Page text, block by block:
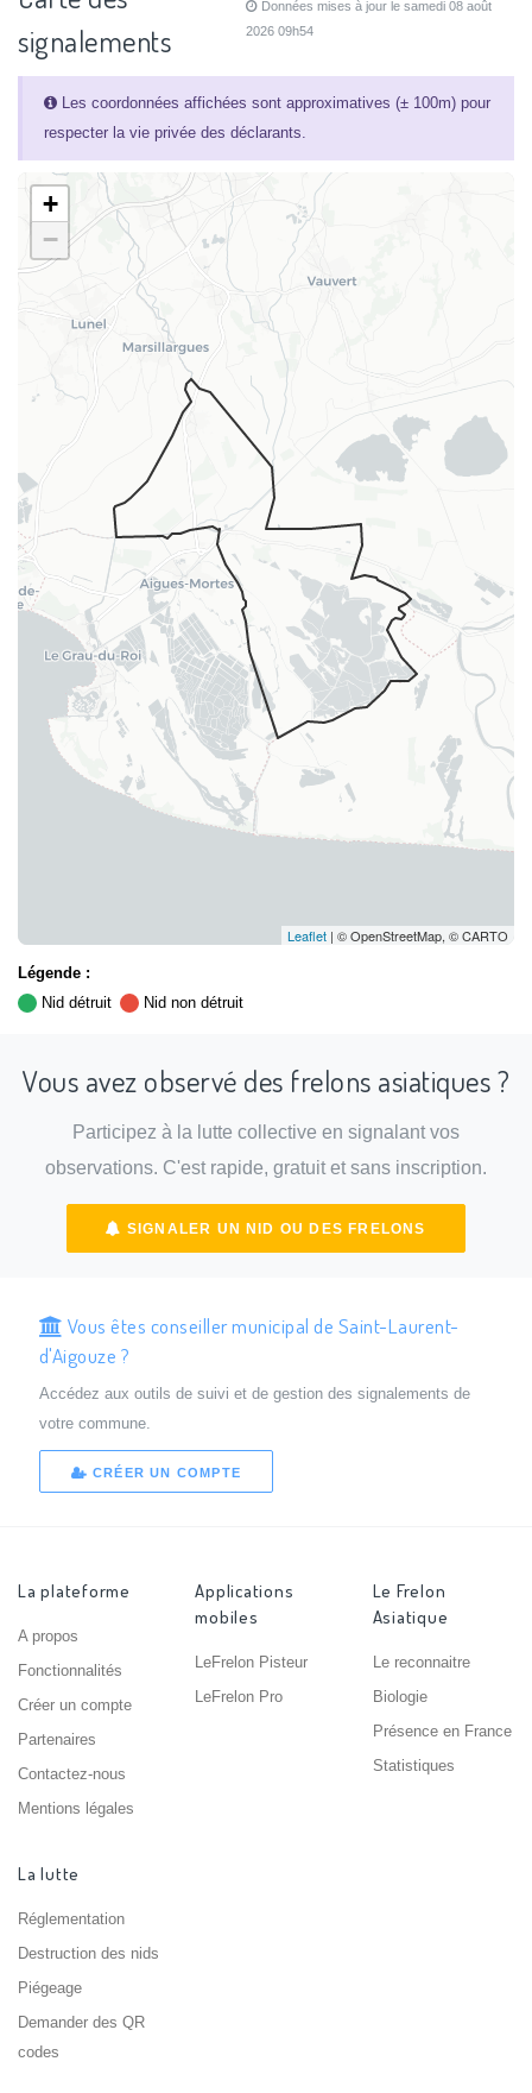
signalements
Données mises à jour le samedi 08 août
2026 09h54
Les coordonnées affichées sont approximatives (± 100m) pour
respecter la vie privée des déclarants.
+
−
Leaflet | © OpenStreetMap, © CARTO
Légende :
Nid détruit
Nid non détruit
Vous avez observé des frelons asiatiques ?
Participez à la lutte collective en signalant vos
observations. C'est rapide, gratuit et sans inscription.
SIGNALER UN NID OU DES FRELONS
Vous êtes conseiller municipal de Saint-Laurent-
d'Aigouze ?
Accédez aux outils de suivi et de gestion des signalements de
votre commune.
CRÉER UN COMPTE
La plateforme
A propos
Fonctionnalités
Créer un compte
Partenaires
Contactez-nous
Mentions légales
Applications
mobiles
LeFrelon Pisteur
LeFrelon Pro
Le Frelon
Asiatique
Le reconnaitre
Biologie
Présence en France
Statistiques
La lutte
Réglementation
Destruction des nids
Piégeage
Demander des QR
codes